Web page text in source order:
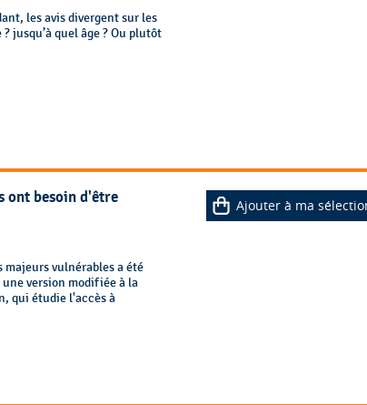
les avis divergent sur les
jusqu’à quel âge ? Ou plutôt
ont besoin d'être
majeurs vulnérables a été
version modifiée à la
qui étudie l'accès à
Ajouter à ma